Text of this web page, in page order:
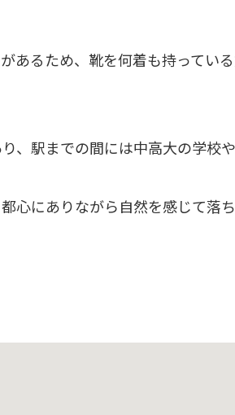
あるため、靴を何着も持ってい
、駅までの間には中高大の学校
心にありながら自然を感じて落